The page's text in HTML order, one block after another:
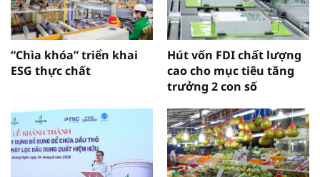
“Chìa khóa” triển khai
ESG thực chất
Hút vốn FDI chất lượng
cao cho mục tiêu tăng
trưởng 2 con số